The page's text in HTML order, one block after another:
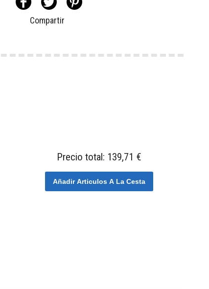
Compartir
Precio total: 139,71 €
Añadir Articulos A La Cesta